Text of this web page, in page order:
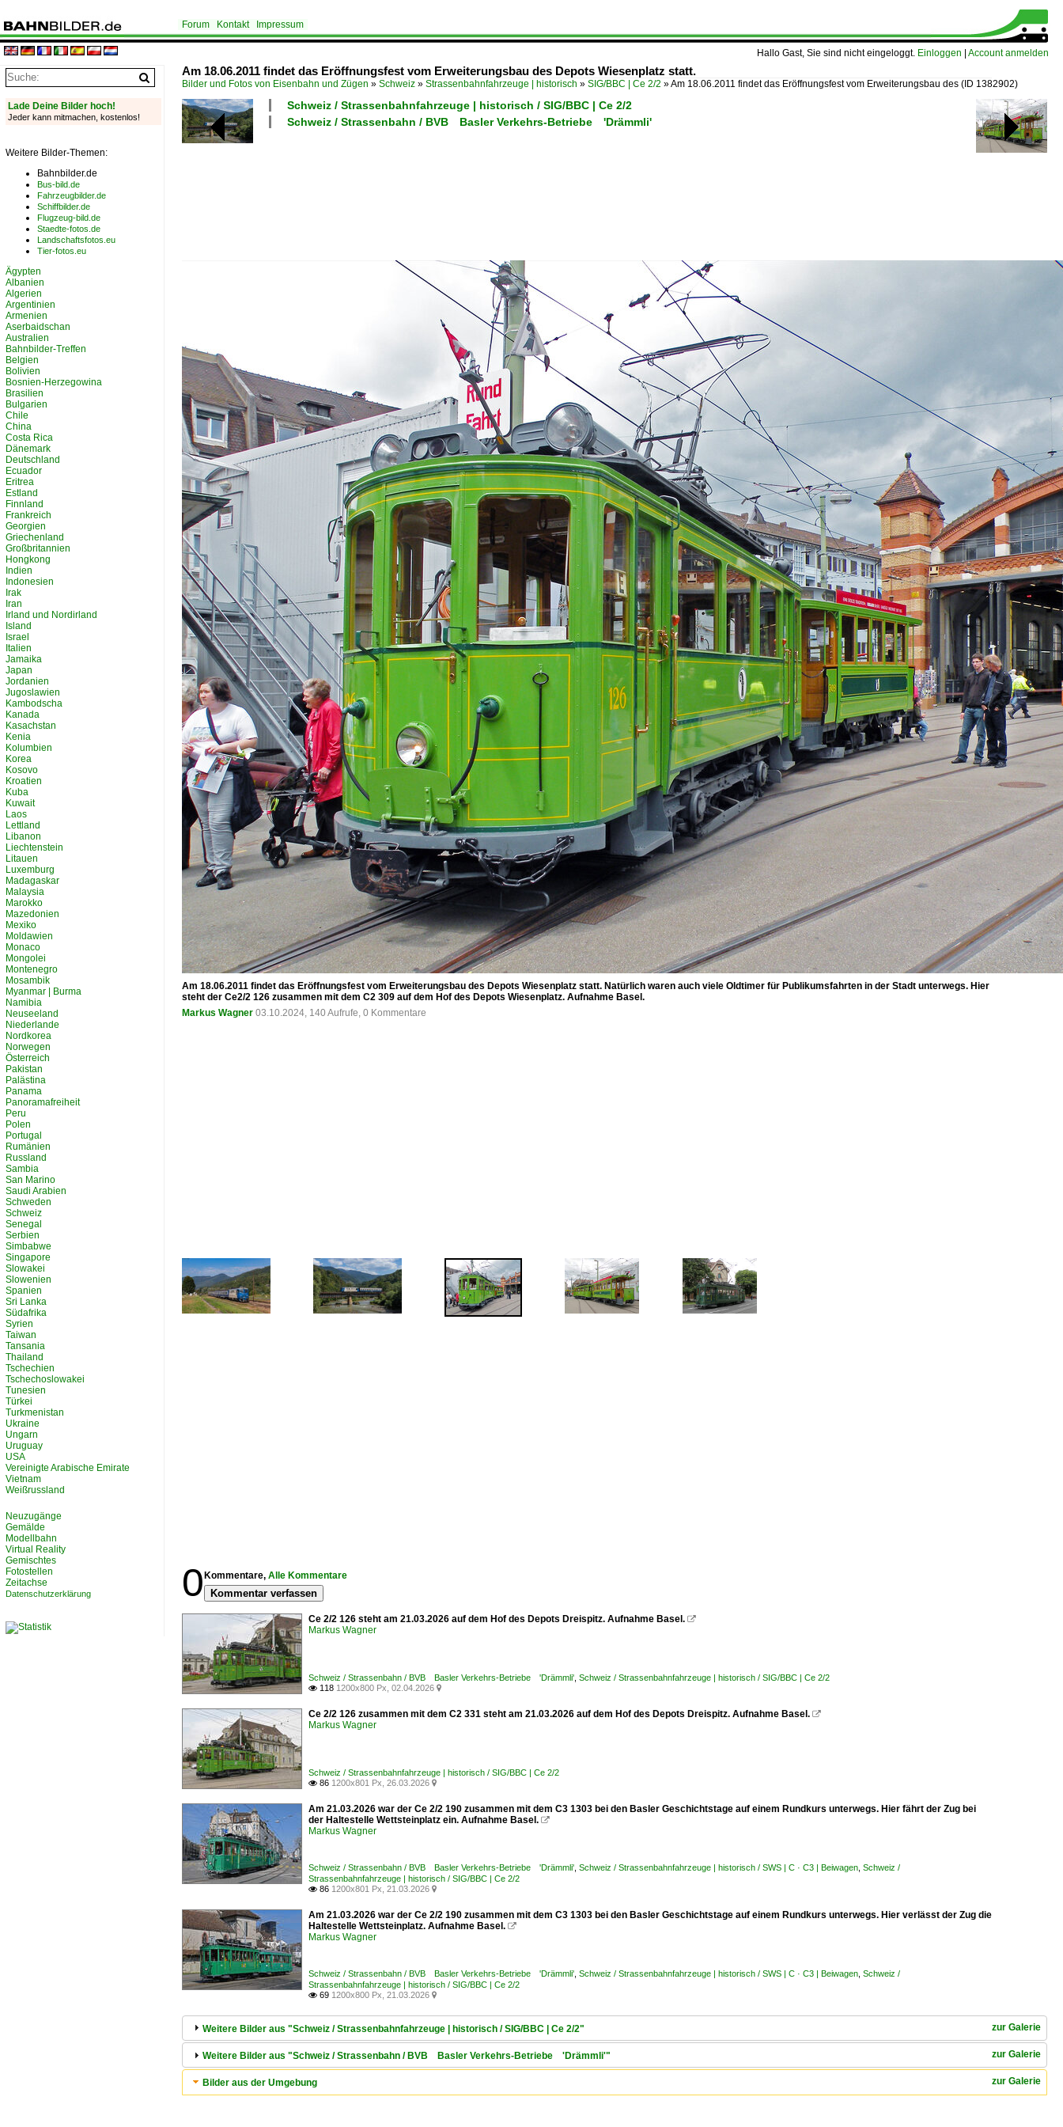
Hallo Gast, Sie sind nicht eingeloggt. Einloggen Account anmelden
Forum Kontakt Impressum
Am 18.06.2011 findet das Eröffnungsfest vom Erweiterungsbau des Depots Wiesenplatz statt.
Bilder und Fotos von Eisenbahn und Zügen » Schweiz » Strassenbahnfahrzeuge | historisch » SIG/BBC | Ce 2/2 »Am 18.06.2011 findet das Eröffnungsfest vom Erweiterungsbau des (ID 1382902)
Schweiz / Strassenbahnfahrzeuge | historisch / SIG/BBC | Ce 2/2
Schweiz / Strassenbahn / BVB Basler Verkehrs-Betriebe 'Drämmli'
Am 18.06.2011 findet das Eröffnungsfest vom Erweiterungsbau des Depots Wiesenplatz statt. Natürlich waren auch viele Oldtimer für Publikumsfahrten in der Stadt unterwegs. Hier
steht der Ce2/2 126 zusammen mit dem C2 309 auf dem Hof des Depots Wiesenplatz. Aufnahme Basel.
Markus Wagner 03.10.2024, 140 Aufrufe, 0 Kommentare
0 Kommentare, Alle Kommentare
Kommentar verfassen
Ce 2/2 126 steht am 21.03.2026 auf dem Hof des Depots Dreispitz. Aufnahme Basel. 
Markus Wagner
Schweiz / Strassenbahn / BVB Basler Verkehrs-Betriebe 'Drämmli' Schweiz / Strassenbahnfahrzeuge | historisch / SIG/BBC | Ce 2/2
 118 1200x800 Px, 02.04.2026 
Ce 2/2 126 zusammen mit dem C2 331 steht am 21.03.2026 auf dem Hof des Depots Dreispitz. Aufnahme Basel. 
Markus Wagner
Schweiz / Strassenbahnfahrzeuge | historisch / SIG/BBC | Ce 2/2
 86 1200x801 Px, 26.03.2026 
Am 21.03.2026 war der Ce 2/2 190 zusammen mit dem C3 1303 bei den Basler Geschichtstage auf einem Rundkurs unterwegs. Hier fährt der Zug bei
der Haltestelle Wettsteinplatz ein. Aufnahme Basel. 
Markus Wagner
Schweiz / Strassenbahn / BVB Basler Verkehrs-Betriebe 'Drämmli' Schweiz / Strassenbahnfahrzeuge | historisch / SWS | C · C3 | Beiwagen Schweiz /
Strassenbahnfahrzeuge | historisch / SIG/BBC | Ce 2/2
 86 1200x801 Px, 21.03.2026 
Am 21.03.2026 war der Ce 2/2 190 zusammen mit dem C3 1303 bei den Basler Geschichtstage auf einem Rundkurs unterwegs. Hier verlässt der Zug die
Haltestelle Wettsteinplatz. Aufnahme Basel. 
Markus Wagner
Schweiz / Strassenbahn / BVB Basler Verkehrs-Betriebe 'Drämmli' Schweiz / Strassenbahnfahrzeuge | historisch / SWS | C · C3 | Beiwagen Schweiz /
Strassenbahnfahrzeuge | historisch / SIG/BBC | Ce 2/2
 69 1200x800 Px, 21.03.2026 
zur Galerie
Weitere Bilder aus "Schweiz / Strassenbahnfahrzeuge | historisch / SIG/BBC | Ce 2/2"
zur Galerie
Weitere Bilder aus "Schweiz / Strassenbahn / BVB Basler Verkehrs-Betriebe 'Drämmli'"
zur Galerie
Bilder aus der Umgebung
Lade Deine Bilder hoch!
Jeder kann mitmachen, kostenlos!
Weitere Bilder-Themen:
Bahnbilder.de
Bus-bild.de
Fahrzeugbilder.de
Schiffbilder.de
Flugzeug-bild.de
Staedte-fotos.de
Landschaftsfotos.eu
Tier-fotos.eu
Ägypten
Albanien
Algerien
Argentinien
Armenien
Aserbaidschan
Australien
Bahnbilder-Treffen
Belgien
Bolivien
Bosnien-Herzegowina
Brasilien
Bulgarien
Chile
China
Costa Rica
Dänemark
Deutschland
Ecuador
Eritrea
Estland
Finnland
Frankreich
Georgien
Griechenland
Großbritannien
Hongkong
Indien
Indonesien
Irak
Iran
Irland und Nordirland
Island
Israel
Italien
Jamaika
Japan
Jordanien
Jugoslawien
Kambodscha
Kanada
Kasachstan
Kenia
Kolumbien
Korea
Kosovo
Kroatien
Kuba
Kuwait
Laos
Lettland
Libanon
Liechtenstein
Litauen
Luxemburg
Madagaskar
Malaysia
Marokko
Mazedonien
Mexiko
Moldawien
Monaco
Mongolei
Montenegro
Mosambik
Myanmar | Burma
Namibia
Neuseeland
Niederlande
Nordkorea
Norwegen
Österreich
Pakistan
Palästina
Panama
Panoramafreiheit
Peru
Polen
Portugal
Rumänien
Russland
Sambia
San Marino
Saudi Arabien
Schweden
Schweiz
Senegal
Serbien
Simbabwe
Singapore
Slowakei
Slowenien
Spanien
Sri Lanka
Südafrika
Syrien
Taiwan
Tansania
Thailand
Tschechien
Tschechoslowakei
Tunesien
Türkei
Turkmenistan
Ukraine
Ungarn
Uruguay
USA
Vereinigte Arabische Emirate
Vietnam
Weißrussland
Neuzugänge
Gemälde
Modellbahn
Virtual Reality
Gemischtes
Fotostellen
Zeitachse
Datenschutzerklärung